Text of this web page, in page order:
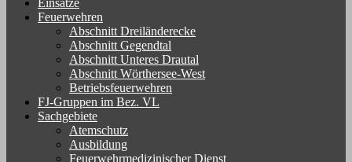
Feuerwehren
Abschnitt Dreiländerecke
Abschnitt Gegendtal
Abschnitt Unteres Drautal
Abschnitt Wörthersee-West
Betriebsfeuerwehren
FJ-Gruppen im Bez. VL
Sachgebiete
Atemschutz
Ausbildung
Feuerwehrmedizinischer Dienst